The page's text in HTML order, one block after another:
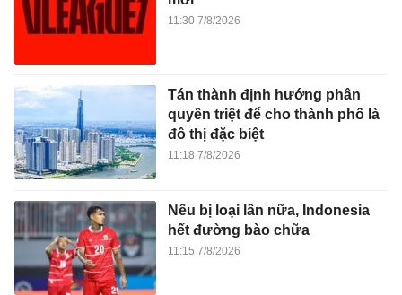
11:30 7/8/2026
Tán thành định hướng phân
quyền triệt để cho thành phố là
đô thị đặc biệt
11:18 7/8/2026
Nếu bị loại lần nữa, Indonesia
hết đường bào chữa
11:15 7/8/2026